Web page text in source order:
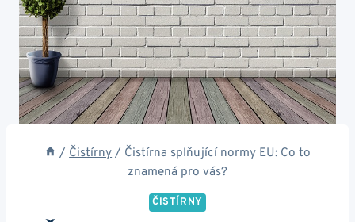
/ Čistírny / Čistírna splňující normy EU: Co to
znamená pro vás?
ČISTÍRNY